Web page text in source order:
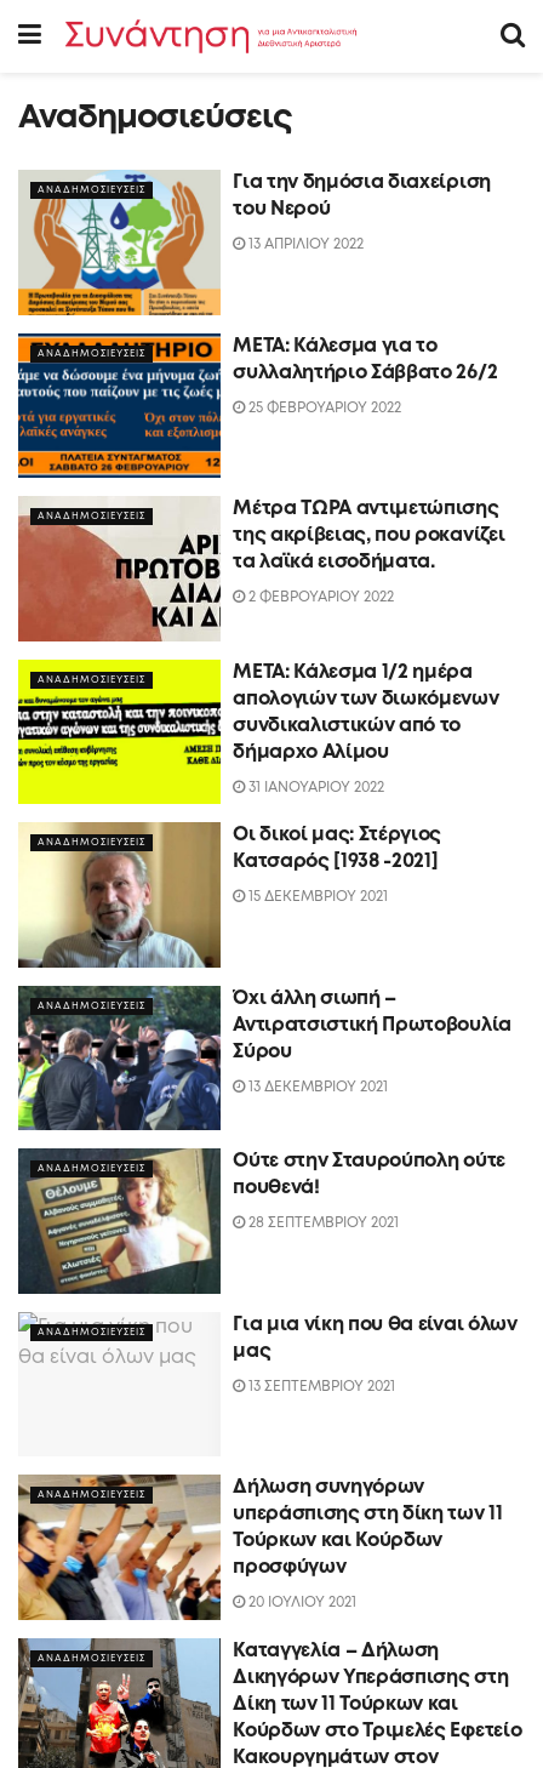
Αναδημοσιεύσεις
ΑΝΑΔΗΜΟΣΙΕΥΣΕΙΣ
Για την δημόσια διαχείριση
του Νερού
13 ΑΠΡΙΛΙΟΥ 2022
ΑΝΑΔΗΜΟΣΙΕΥΣΕΙΣ
ΜΕΤΑ: Κάλεσμα για το
συλλαλητήριο Σάββατο 26/2
25 ΦΕΒΡΟΥΑΡΙΟΥ 2022
ΑΝΑΔΗΜΟΣΙΕΥΣΕΙΣ
Μέτρα ΤΩΡΑ αντιμετώπισης
της ακρίβειας, που ροκανίζει
τα λαϊκά εισοδήματα.
2 ΦΕΒΡΟΥΑΡΙΟΥ 2022
ΑΝΑΔΗΜΟΣΙΕΥΣΕΙΣ
META: Κάλεσμα 1/2 ημέρα
απολογιών των διωκόμενων
συνδικαλιστικών από το
δήμαρχο Αλίμου
31 ΙΑΝΟΥΑΡΙΟΥ 2022
ΑΝΑΔΗΜΟΣΙΕΥΣΕΙΣ
Οι δικοί μας: Στέργιος
Κατσαρός [1938 -2021]
15 ΔΕΚΕΜΒΡΙΟΥ 2021
ΑΝΑΔΗΜΟΣΙΕΥΣΕΙΣ
Όχι άλλη σιωπή –
Αντιρατσιστική Πρωτοβουλία
Σύρου
13 ΔΕΚΕΜΒΡΙΟΥ 2021
ΑΝΑΔΗΜΟΣΙΕΥΣΕΙΣ
Ούτε στην Σταυρούπολη ούτε
πουθενά!
28 ΣΕΠΤΕΜΒΡΙΟΥ 2021
ΑΝΑΔΗΜΟΣΙΕΥΣΕΙΣ
Για μια νίκη που θα είναι όλων
μας
13 ΣΕΠΤΕΜΒΡΙΟΥ 2021
ΑΝΑΔΗΜΟΣΙΕΥΣΕΙΣ
Δήλωση συνηγόρων
υπεράσπισης στη δίκη των 11
Τούρκων και Κούρδων
προσφύγων
20 ΙΟΥΛΙΟΥ 2021
ΑΝΑΔΗΜΟΣΙΕΥΣΕΙΣ
Καταγγελία – Δήλωση
Δικηγόρων Υπεράσπισης στη
Δίκη των 11 Τούρκων και
Κούρδων στο Τριμελές Εφετείο
Κακουργημάτων στον